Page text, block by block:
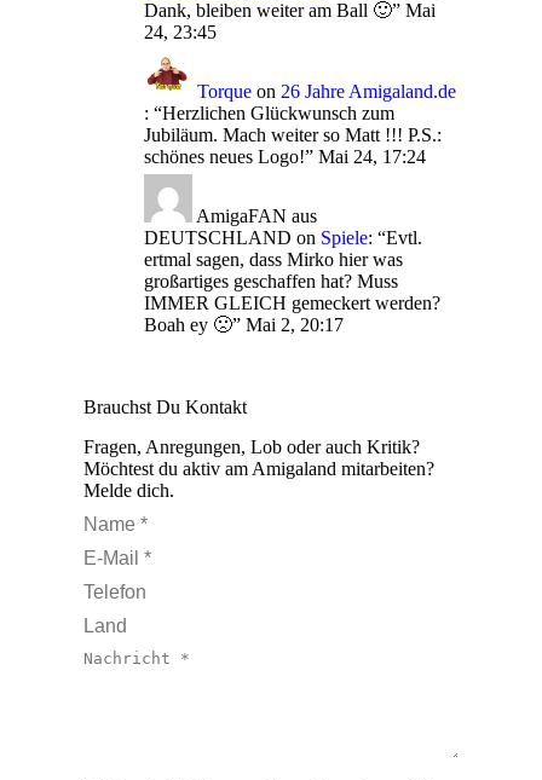
Dank, bleiben weiter am Ball 🙂” Mai
24, 23:45
Torque on 26 Jahre Amigaland.de
: “Herzlichen Glückwunsch zum
Jubiläum. Mach weiter so Matt !!! P.S.:
schönes neues Logo!” Mai 24, 17:24
AmigaFAN aus
DEUTSCHLAND on Spiele: “Evtl.
ertmal sagen, dass Mirko hier was
großartiges geschaffen hat? Muss
IMMER GLEICH gemeckert werden?
Boah ey 🙁” Mai 2, 20:17
Brauchst Du Kontakt
Fragen, Anregungen, Lob oder auch Kritik?
Möchtest du aktiv am Amigaland mitarbeiten?
Melde dich.
Name *
E-Mail *
Telefon
Land
Nachricht *